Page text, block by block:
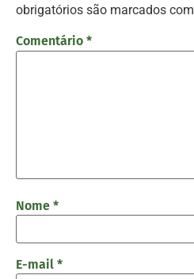
obrigatórios são marcados com
Comentário *
Nome *
E-mail *